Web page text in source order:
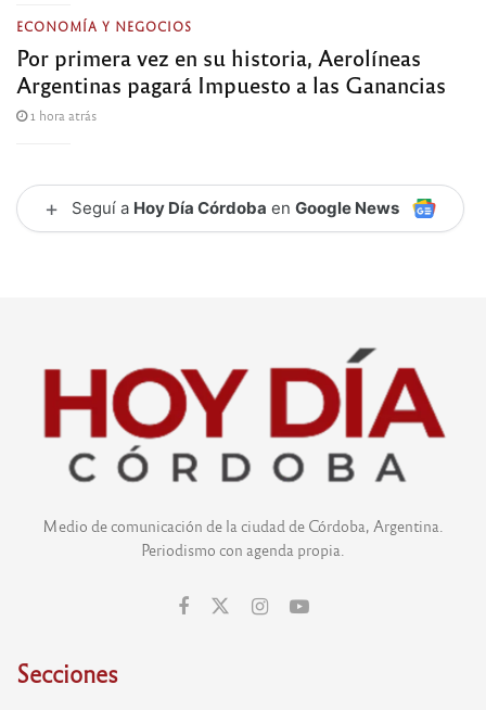
ECONOMÍA Y NEGOCIOS
Por primera vez en su historia, Aerolíneas
Argentinas pagará Impuesto a las Ganancias
1 hora atrás
+ Seguí a Hoy Día Córdoba en Google News
Medio de comunicación de la ciudad de Córdoba, Argentina.
Periodismo con agenda propia.
Secciones